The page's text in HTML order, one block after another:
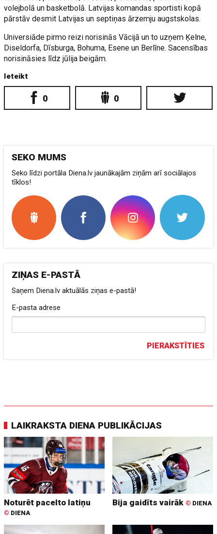
volejbolā un basketbolā. Latvijas komandas sportisti kopā
pārstāv desmit Latvijas un septiņas ārzemju augstskolas.
Universiāde pirmo reizi norisinās Vācijā un to uzņem Ķelne,
Diseldorfa, Dīsburga, Bohuma, Esene un Berlīne. Sacensības
norisināsies līdz jūlija beigām.
Ieteikt
0 0
SEKO MUMS
Seko līdzi portāla Diena.lv jaunākajām ziņām arī sociālajos
tīklos!
ZIŅAS E-PASTĀ
Saņem Diena.lv aktuālās ziņas e-pastā!
E-pasta adrese
PIERAKSTĪTIES
LAIKRAKSTA DIENA PUBLIKĀCIJAS
Noturēt pacelto latiņu
© DIENA
Bija gaidīts vairāk © DIENA